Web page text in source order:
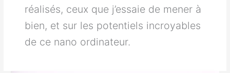
réalisés, ceux que j’essaie de mener à
bien, et sur les potentiels incroyables
de ce nano ordinateur.